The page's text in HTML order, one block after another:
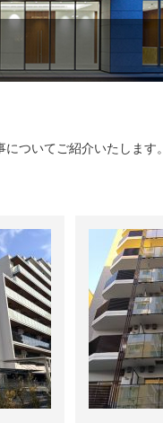
についてご紹介いたします